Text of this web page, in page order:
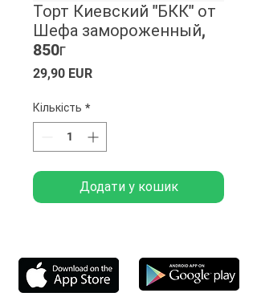
Торт Киевский "БКК" от
Шефа замороженный,
850г
29,90 EURЦіна
Кількість *
Додати у кошик